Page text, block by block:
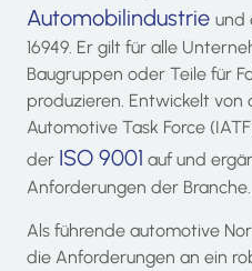
Automobilindustrie und
16949. Er gilt für alle
Baugruppen oder Teile für
produzieren. Entwickelt von
Automotive Task Force
der ISO 9001 auf und
Anforderungen der Branche.
Als führende automotive
die Anforderungen an ein